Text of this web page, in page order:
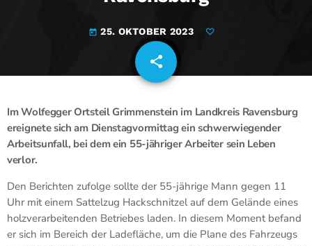
today 25. OKTOBER 2023
share
email
Im Wolfegger Ortsteil Grimmenstein im Landkreis Ravensburg
ereignete sich am Dienstagvormittag ein schwerwiegender
Arbeitsunfall, bei dem ein 55-jähriger Arbeiter sein Leben
verlor.
Den Berichten zufolge sollte der 55-jährige Mann gegen 11
Uhr mit einem Sattelzug Hackschnitzel auf dem Gelände eines
holzverarbeitenden Betriebes laden. In diesem Moment befand
er sich im Bereich der Ladefläche, um die Plane des Fahrzeugs